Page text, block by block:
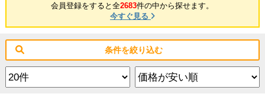
会員登録をすると全2683件の中から探せます。
今すぐ見る
条件を絞り込む